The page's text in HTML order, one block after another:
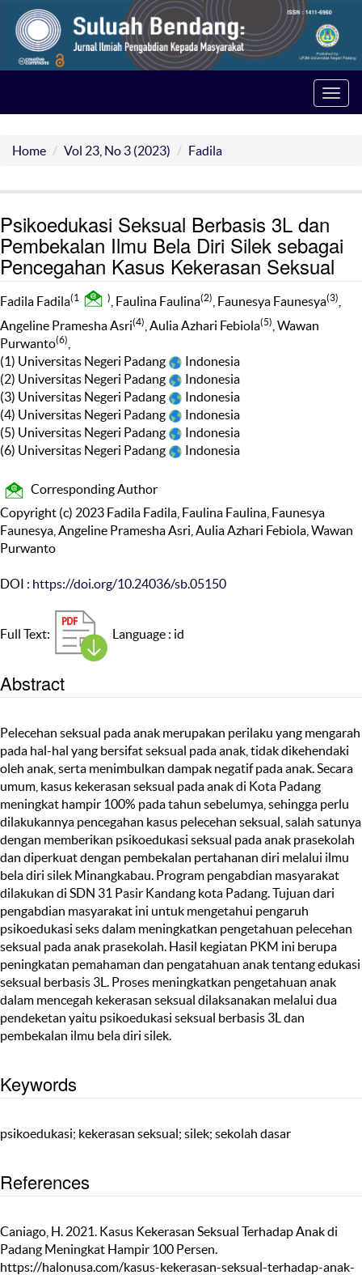
Home Vol 23, No 3 (2023) Fadila
Psikoedukasi Seksual Berbasis 3L dan
Pembekalan Ilmu Bela Diri Silek sebagai
Pencegahan Kasus Kekerasan Seksual
Fadila Fadila(1 ) , Faulina Faulina(2) , Faunesya Faunesya(3)
Angeline Pramesha Asri(4) , Aulia Azhari Febiola(5) , Wawan
Purwanto(6)
(1) Universitas Negeri Padang
Indonesia
(2) Universitas Negeri Padang
Indonesia
(3) Universitas Negeri Padang
Indonesia
(4) Universitas Negeri Padang
Indonesia
(5) Universitas Negeri Padang
Indonesia
(6) Universitas Negeri Padang
Indonesia
Corresponding Author
Copyright (c) 2023 Fadila Fadila, Faulina Faulina, Faunesya
Faunesya, Angeline Pramesha Asri, Aulia Azhari Febiola, Wawan
Purwanto
DOI : https://doi.org/10.24036/sb.05150
Full Text: Language : id
Abstract
Pelecehan seksual pada anak merupakan perilaku yang mengarah
pada hal-hal yang bersifat seksual pada anak, tidak dikehendaki
oleh anak, serta menimbulkan dampak negatif pada anak. Secara
umum, kasus kekerasan seksual pada anak di Kota Padang
meningkat hampir 100% pada tahun sebelumya, sehingga perlu
dilakukannya pencegahan kasus pelecehan seksual, salah satunya
dengan memberikan psikoedukasi seksual pada anak prasekolah
dan diperkuat dengan pembekalan pertahanan diri melalui ilmu
bela diri silek Minangkabau. Program pengabdian masyarakat
dilakukan di SDN 31 Pasir Kandang kota Padang. Tujuan dari
pengabdian masyarakat ini untuk mengetahui pengaruh
psikoedukasi seks dalam meningkatkan pengetahuan pelecehan
seksual pada anak prasekolah. Hasil kegiatan PKM ini berupa
peningkatan pemahaman dan pengatahuan anak tentang edukasi
seksual berbasis 3L. Proses meningkatkan pengetahuan anak
dalam mencegah kekerasan seksual dilaksanakan melalui dua
pendeketan yaitu psikoedukasi seksual berbasis 3L dan
pembekalan ilmu bela diri silek.
Keywords
psikoedukasi; kekerasan seksual; silek; sekolah dasar
References
Caniago, H. 2021. Kasus Kekerasan Seksual Terhadap Anak di
Padang Meningkat Hampir 100 Persen.
https://halonusa.com/kasus-kekerasan-seksual-terhadap-anak-